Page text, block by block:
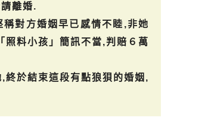
離婚.
對方婚姻早已感情不睦,非她
料小孩」簡訊不當,判賠６萬
於結束這段有點狼狽的婚姻,